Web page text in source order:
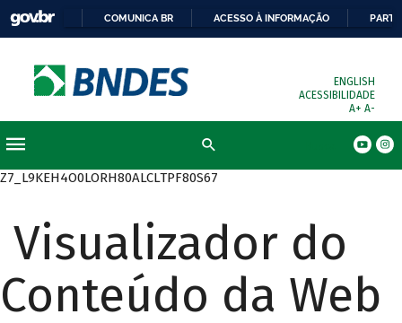
COMUNICA BR ACESSO À INFORMAÇÃO
ENGLISH
ACESSIBILIDADE
A+ A-
Z7_L9KEH4O0LORH80ALCLTPF80S67
Visualizador do
Conteúdo da Web